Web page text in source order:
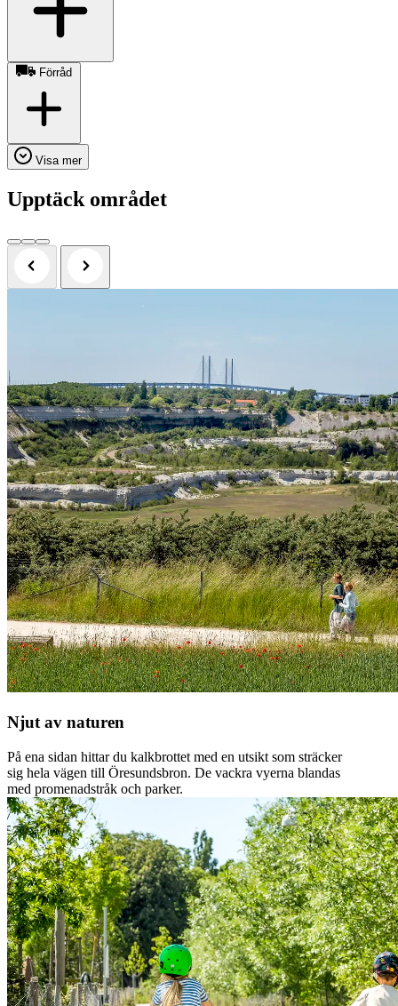
Förråd
Visa mer
Upptäck området
Njut av naturen
På ena sidan hittar du kalkbrottet med en utsikt som sträcker
sig hela vägen till Öresundsbron. De vackra vyerna blandas
med promenadstråk och parker.